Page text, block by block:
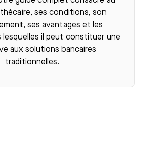
, ses conditions, son
ses avantages et les
lesquelles il peut constituer une
aux solutions bancaires
traditionnelles.